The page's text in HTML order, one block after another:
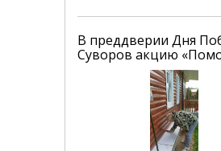
В преддверии Дня
Суворов акцию